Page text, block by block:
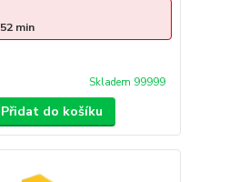
Skladem 99999
52 min
Přidat do košíku